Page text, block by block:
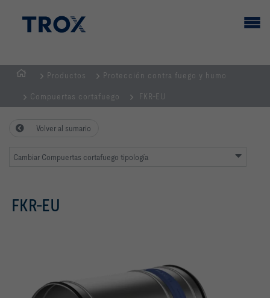
PRINCIPAL
Productos Protección contra fuego y humo
Compuertas cortafuego FKR-EU
Volver al sumario
Cambiar Compuertas cortafuego tipología
FKR-EU